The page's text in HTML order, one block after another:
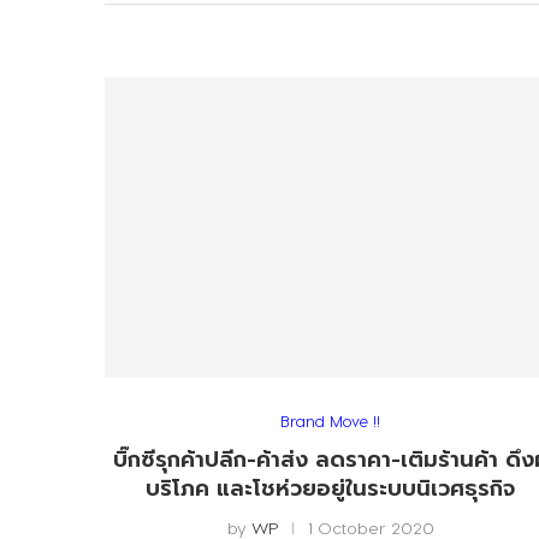
Brand Move !!
บิ๊กซีรุกค้าปลีก-ค้าส่ง ลดราคา-เติมร้านค้า ดึ
บริโภค และโชห่วยอยู่ในระบบนิเวศธุรกิจ
by WP 1 October 2020